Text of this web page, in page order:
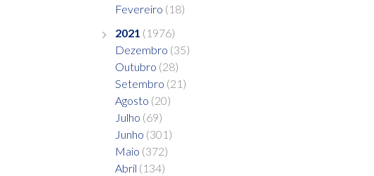
Fevereiro (18)
2021 (1976)
Dezembro (35)
Outubro (28)
Setembro (21)
Agosto (20)
Julho (69)
Junho (301)
Maio (372)
Abril (134)